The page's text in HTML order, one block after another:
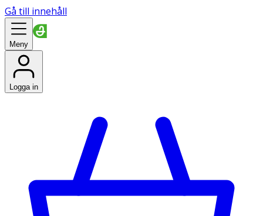
Gå till innehåll
Meny
Logga in